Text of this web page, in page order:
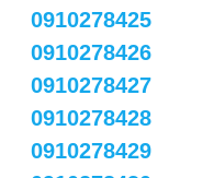
0910278425
0910278426
0910278427
0910278428
0910278429